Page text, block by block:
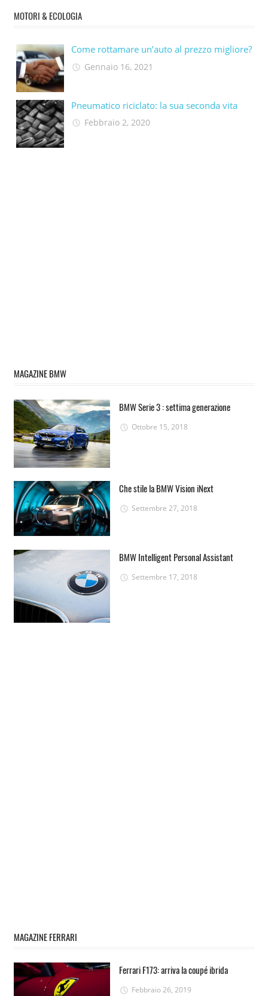
MOTORI & ECOLOGIA
Come rottamare un’auto al prezzo migliore?
Gennaio 16, 2021
Pneumatico riciclato: la sua seconda vita​
Febbraio 2, 2020
MAGAZINE BMW
BMW Serie 3 : settima generazione
Ottobre 15, 2018
Che stile la BMW Vision iNext
Settembre 27, 2018
BMW Intelligent Personal Assistant
Settembre 17, 2018
MAGAZINE FERRARI
Ferrari F173: arriva la coupé ibrida
Febbraio 26, 2019